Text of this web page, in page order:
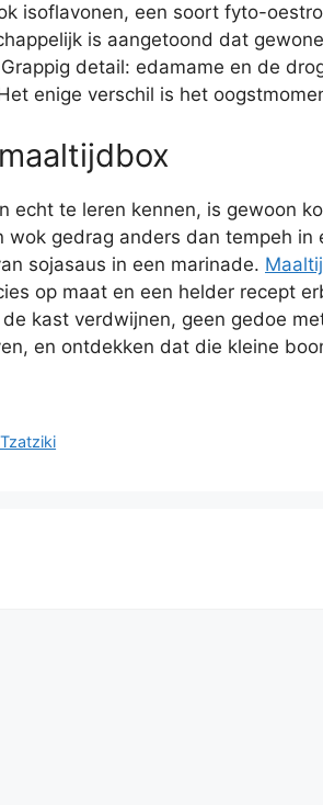
isoflavonen, een soort fyto-
is aangetoond dat
detail: edamame en de
enige verschil is het
echt te leren kennen, is gewoon
gedrag anders dan tempeh in
sojasaus in een marinade.
op maat en een helder recept
kast verdwijnen, geen gedoe
en ontdekken dat die kleine